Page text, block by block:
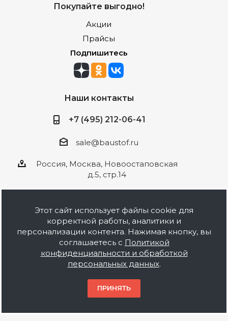
Покупайте выгодно!
Акции
Прайсы
Подпишитесь
Наши контакты
+7 (495) 212-06-41
sale@baustof.ru
Россия, Москва, Новоостаповская
д.5, стр.14
2026 © ООО Баустов. Собственное
производство лакокрасочной продукции,
оптовая и розничная продажа строительных
материалов, комплектация объектов под ключ.
Информация на сайте носит ознакомительный
характер и не является публичной офертой.
Этот сайт использует файлы cookie для
корректной работы, аналитики и
персонализации контента. Нажимая кнопку, вы
соглашаетесь с Политикой
конфиденциальности и обработкой
персональных данных.
ПРИНЯТЬ